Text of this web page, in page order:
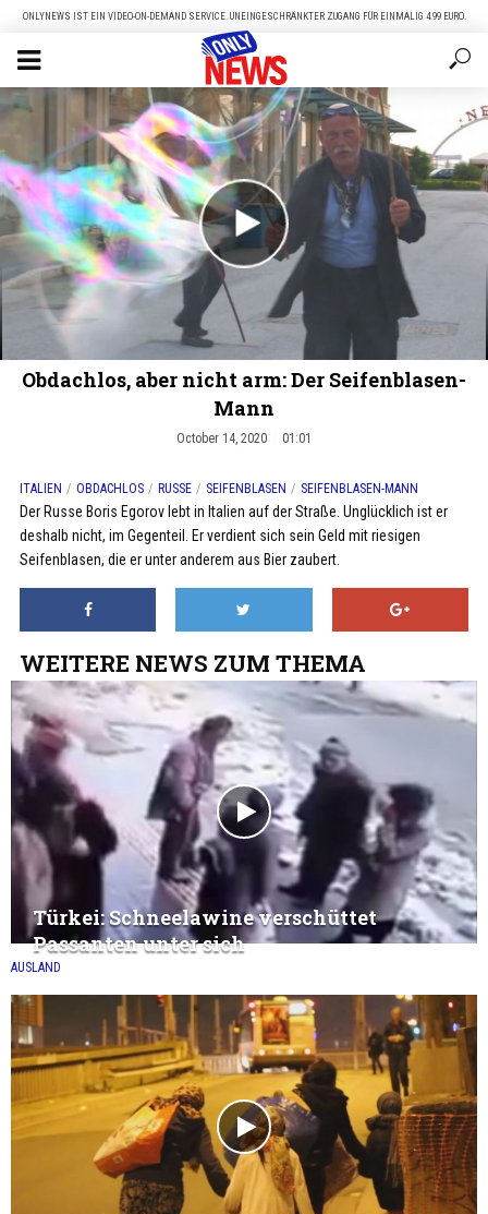
ONLYNEWS IST EIN VIDEO-ON-DEMAND SERVICE. UNEINGESCHRÄNKTER ZUGANG FÜR EINMALIG 4.99 EURO.
Obdachlos, aber nicht arm: Der Seifenblasen-
Mann
October 14, 2020 01:01
ITALIEN OBDACHLOS RUSSE SEIFENBLASEN SEIFENBLASEN-MANN
Der Russe Boris Egorov lebt in Italien auf der Straße. Unglücklich ist er
deshalb nicht, im Gegenteil. Er verdient sich sein Geld mit riesigen
Seifenblasen, die er unter anderem aus Bier zaubert.
WEITERE NEWS ZUM THEMA
AUSLAND
Türkei: Schneelawine verschüttet
Passanten unter sich